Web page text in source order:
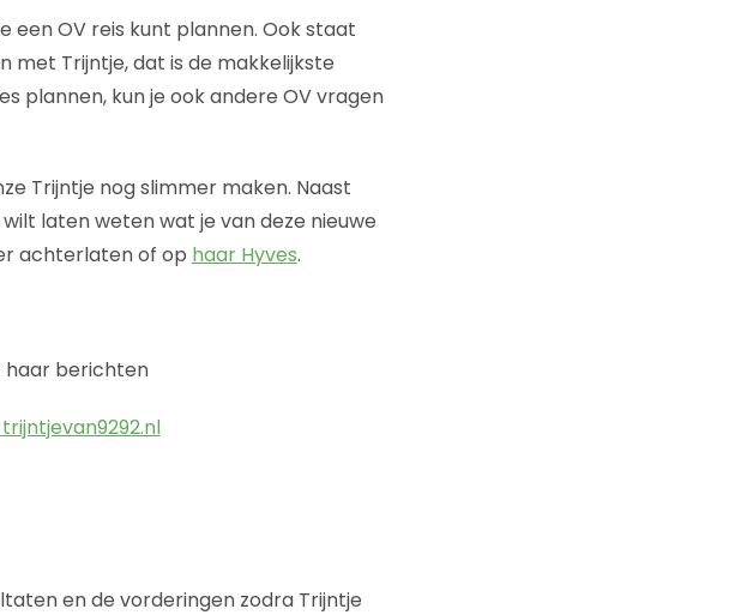
een OV reis kunt plannen. Ook staat
Trijntje, dat is de makkelijkste
plannen, kun je ook andere OV vragen
Trijntje nog slimmer maken. Naast
laten weten wat je van deze nieuwe
achterlaten of op haar Hyves.
haar berichten
en de vorderingen zodra Trijntje